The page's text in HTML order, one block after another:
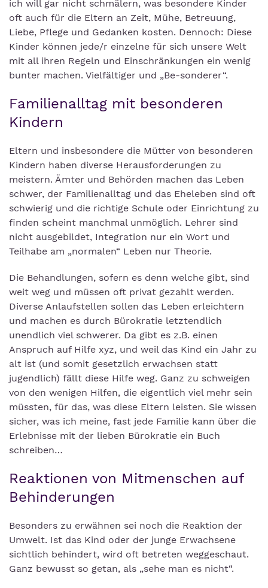
ich will gar nicht schmälern, was besondere Kinder
oft auch für die Eltern an Zeit, Mühe, Betreuung,
Liebe, Pflege und Gedanken kosten. Dennoch: Diese
Kinder können jede/r einzelne für sich unsere Welt
mit all ihren Regeln und Einschränkungen ein wenig
bunter machen. Vielfältiger und „Be-sonderer“.
Familienalltag mit besonderen
Kindern
Eltern und insbesondere die Mütter von besonderen
Kindern haben diverse Herausforderungen zu
meistern. Ämter und Behörden machen das Leben
schwer, der Familienalltag und das Eheleben sind oft
schwierig und die richtige Schule oder Einrichtung zu
finden scheint manchmal unmöglich. Lehrer sind
nicht ausgebildet, Integration nur ein Wort und
Teilhabe am „normalen“ Leben nur Theorie.
Die Behandlungen, sofern es denn welche gibt, sind
weit weg und müssen oft privat gezahlt werden.
Diverse Anlaufstellen sollen das Leben erleichtern
und machen es durch Bürokratie letztendlich
unendlich viel schwerer. Da gibt es z.B. einen
Anspruch auf Hilfe xyz, und weil das Kind ein Jahr zu
alt ist (und somit gesetzlich erwachsen statt
jugendlich) fällt diese Hilfe weg. Ganz zu schweigen
von den wenigen Hilfen, die eigentlich viel mehr sein
müssten, für das, was diese Eltern leisten. Sie wissen
sicher, was ich meine, fast jede Familie kann über die
Erlebnisse mit der lieben Bürokratie ein Buch
schreiben…
Reaktionen von Mitmenschen auf
Behinderungen
Besonders zu erwähnen sei noch die Reaktion der
Umwelt. Ist das Kind oder der junge Erwachsene
sichtlich behindert, wird oft betreten weggeschaut.
Ganz bewusst so getan, als „sehe man es nicht“.